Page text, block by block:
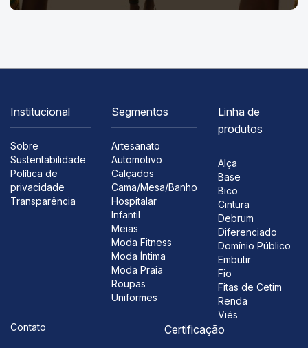
Institucional
Sobre
Sustentabilidade
Política de
privacidade
Transparência
Segmentos
Artesanato
Automotivo
Calçados
Cama/Mesa/Banho
Hospitalar
Infantil
Meias
Moda Fitness
Moda Íntima
Moda Praia
Roupas
Uniformes
Linha de
produtos
Alça
Base
Bico
Cintura
Debrum
Diferenciado
Domínio Público
Embutir
Fio
Fitas de Cetim
Renda
Viés
Contato
Certificação